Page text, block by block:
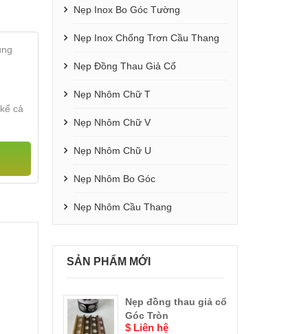
cả
Nẹp Inox Bo Góc Tường
Nẹp Inox Chống Trơn Cầu Thang
Nẹp Đồng Thau Giả Cổ
Nẹp Nhôm Chữ T
Nẹp Nhôm Chữ V
Nẹp Nhôm Chữ U
Nẹp Nhôm Bo Góc
Nẹp Nhôm Cầu Thang
SẢN PHẨM MỚI
Nẹp đồng thau giả cổ
Góc Tròn
$ Liên hệ